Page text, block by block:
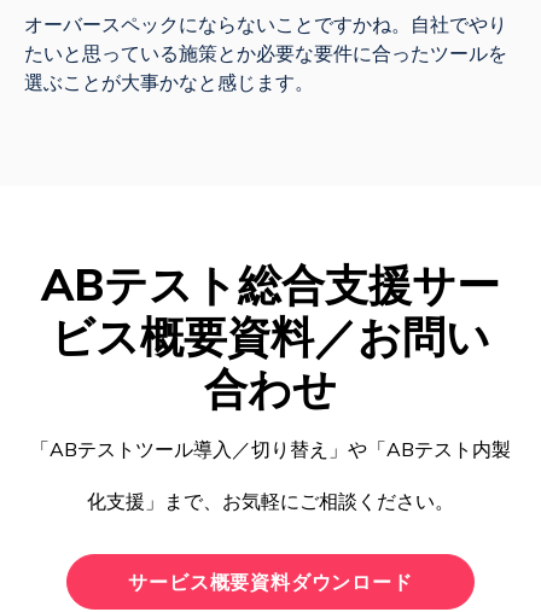
オーバースペックにならないことですかね。自社でやり
たいと思っている施策とか必要な要件に合ったツールを
選ぶことが大事かなと感じます。
ABテスト総合支援サー
ビス概要資料／お問い
合わせ
「ABテストツール導入／切り替え」や「ABテスト内製
化支援」まで、お気軽にご相談ください。
サービス概要資料ダウンロード